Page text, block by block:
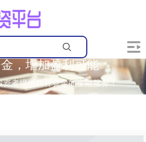
，增加盈利可能
者提供杠杆资金的金融服务！